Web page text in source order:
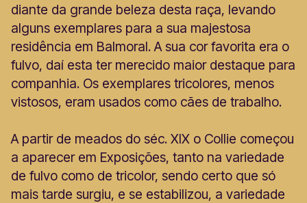
diante da grande beleza desta raça, levando
alguns exemplares para a sua majestosa
residência em Balmoral. A sua cor favorita era o
fulvo, daí esta ter merecido maior destaque para
companhia. Os exemplares tricolores, menos
vistosos, eram usados como cães de trabalho.
A partir de meados do séc. XIX o Collie começou
a aparecer em Exposições, tanto na variedade
de fulvo como de tricolor, sendo certo que só
mais tarde surgiu, e se estabilizou, a variedade